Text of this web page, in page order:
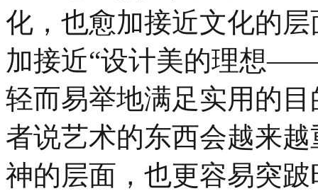
化，也愈加接近文化的
加接近“设计美的理想
轻而易举地满足实用的
者说艺术的东西会越来
神的层面，也更容易突